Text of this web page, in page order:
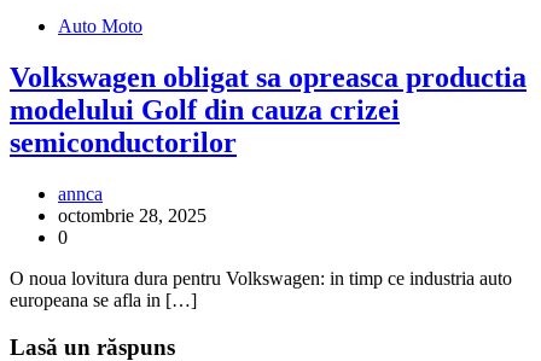
Auto Moto
Volkswagen obligat sa opreasca productia
modelului Golf din cauza crizei
semiconductorilor
annca
octombrie 28, 2025
0
O noua lovitura dura pentru Volkswagen: in timp ce industria auto
europeana se afla in […]
Lasă un răspuns